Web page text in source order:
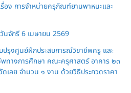
รื่อง การจำหน่ายครุภัณฑ์ยานพาหนะและ
นจักรี 6 เมษายน 2569
ปรุงศูนย์ฝึกประสบการณ์วิชาชีพครู และ
พทางการศึกษา คณะครุศาสตร์ อาคาร ๒๓
ดเลย จำนวน ๑ งาน ด้วยวิธีประกวดราคา